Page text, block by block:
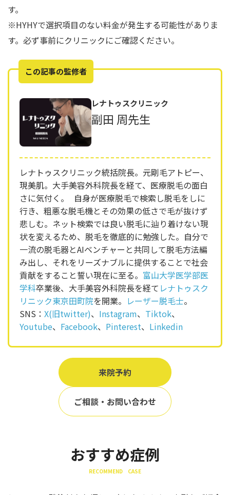
す。
※HYHYで選択項目のない料金が発生する可能性がありま
す。必ず事前にクリニックにご確認ください。
この記事の監修者
レナトゥスクリニック
副田 周先生
レナトゥスクリニック統括院長。元剛毛アトピー、
現美肌。大手美容外科院長を経て、医療脱毛の面白
さに気付く。 自身が医療脱毛で検索し脱毛をしに
行き、粗悪な脱毛機とその効果の低さで毛が抜けず
悲しむ。ネット検索では良い脱毛に辿り着けない現
状を変えるため、脱毛を徹底的に勉強した。自分で
一流の脱毛器とAIベンチャーと共同して脱毛方法編
み出し、それをリーズナブルに提供することで社会
貢献をすること誓い現在に至る。 富山大学医学部医
学科卒業後、大手美容外科院長を経て レナトゥスク
リニック東京田町院を開業。 レーザー脱毛士。
SNS： X(旧twitter)、 Instagram、 Tiktok、
Youtube、 Facebook、 Pinterest、 Linkedin
来院予約
ご相談・お問い合わせ
おすすめ症例
RECOMMEND CASE